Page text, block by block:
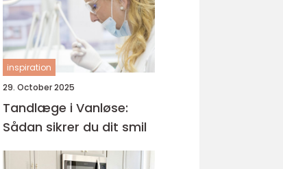
inspiration
29. October 2025
Tandlæge i Vanløse:
Sådan sikrer du dit smil